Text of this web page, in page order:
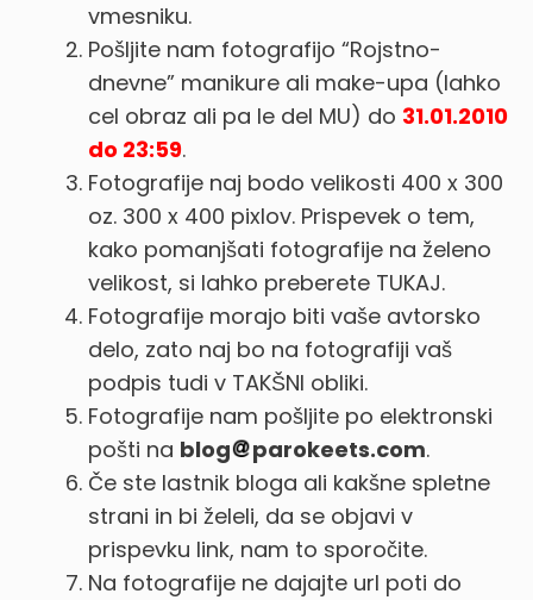
vmesniku.
Pošljite nam fotografijo “Rojstno-
dnevne” manikure ali make-upa (lahko
cel obraz ali pa le del MU) do 31.01.2010
do 23:59.
Fotografije naj bodo velikosti 400 x 300
oz. 300 x 400 pixlov. Prispevek o tem,
kako pomanjšati fotografije na želeno
velikost, si lahko preberete TUKAJ.
Fotografije morajo biti vaše avtorsko
delo, zato naj bo na fotografiji vaš
podpis tudi v TAKŠNI obliki.
Fotografije nam pošljite po elektronski
pošti na blog parokeets.com.
Če ste lastnik bloga ali kakšne spletne
strani in bi želeli, da se objavi v
prispevku link, nam to sporočite.
Na fotografije ne dajajte url poti do